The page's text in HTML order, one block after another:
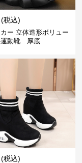
(税込)
ー 立体造形ボリュー
運動靴 厚底
(税込)